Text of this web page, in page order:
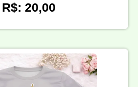
R$: 20,00